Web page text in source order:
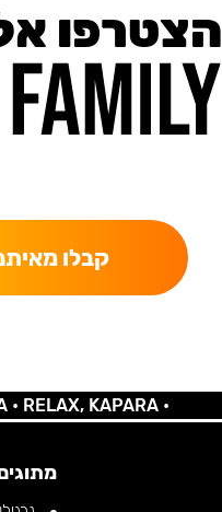
הצטרפו
קבלו
KAPARA •